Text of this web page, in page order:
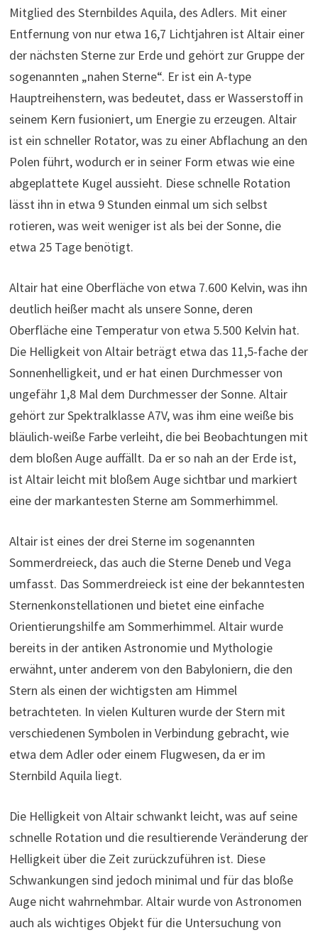
Mitglied des Sternbildes Aquila, des Adlers. Mit einer
Entfernung von nur etwa 16,7 Lichtjahren ist Altair einer
der nächsten Sterne zur Erde und gehört zur Gruppe der
sogenannten „nahen Sterne“. Er ist ein A-type
Hauptreihenstern, was bedeutet, dass er Wasserstoff in
seinem Kern fusioniert, um Energie zu erzeugen. Altair
ist ein schneller Rotator, was zu einer Abflachung an den
Polen führt, wodurch er in seiner Form etwas wie eine
abgeplattete Kugel aussieht. Diese schnelle Rotation
lässt ihn in etwa 9 Stunden einmal um sich selbst
rotieren, was weit weniger ist als bei der Sonne, die
etwa 25 Tage benötigt.
Altair hat eine Oberfläche von etwa 7.600 Kelvin, was ihn
deutlich heißer macht als unsere Sonne, deren
Oberfläche eine Temperatur von etwa 5.500 Kelvin hat.
Die Helligkeit von Altair beträgt etwa das 11,5-fache der
Sonnenhelligkeit, und er hat einen Durchmesser von
ungefähr 1,8 Mal dem Durchmesser der Sonne. Altair
gehört zur Spektralklasse A7V, was ihm eine weiße bis
bläulich-weiße Farbe verleiht, die bei Beobachtungen mit
dem bloßen Auge auffällt. Da er so nah an der Erde ist,
ist Altair leicht mit bloßem Auge sichtbar und markiert
eine der markantesten Sterne am Sommerhimmel.
Altair ist eines der drei Sterne im sogenannten
Sommerdreieck, das auch die Sterne Deneb und Vega
umfasst. Das Sommerdreieck ist eine der bekanntesten
Sternenkonstellationen und bietet eine einfache
Orientierungshilfe am Sommerhimmel. Altair wurde
bereits in der antiken Astronomie und Mythologie
erwähnt, unter anderem von den Babyloniern, die den
Stern als einen der wichtigsten am Himmel
betrachteten. In vielen Kulturen wurde der Stern mit
verschiedenen Symbolen in Verbindung gebracht, wie
etwa dem Adler oder einem Flugwesen, da er im
Sternbild Aquila liegt.
Die Helligkeit von Altair schwankt leicht, was auf seine
schnelle Rotation und die resultierende Veränderung der
Helligkeit über die Zeit zurückzuführen ist. Diese
Schwankungen sind jedoch minimal und für das bloße
Auge nicht wahrnehmbar. Altair wurde von Astronomen
auch als wichtiges Objekt für die Untersuchung von